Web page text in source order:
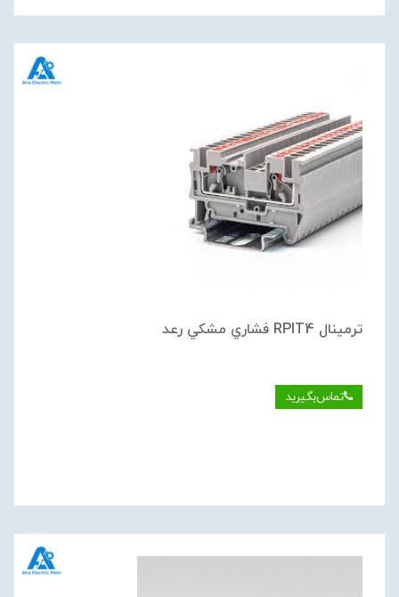
ترمينال RPIT4 فشاري مشكي رعد
تماس‌بگیرید